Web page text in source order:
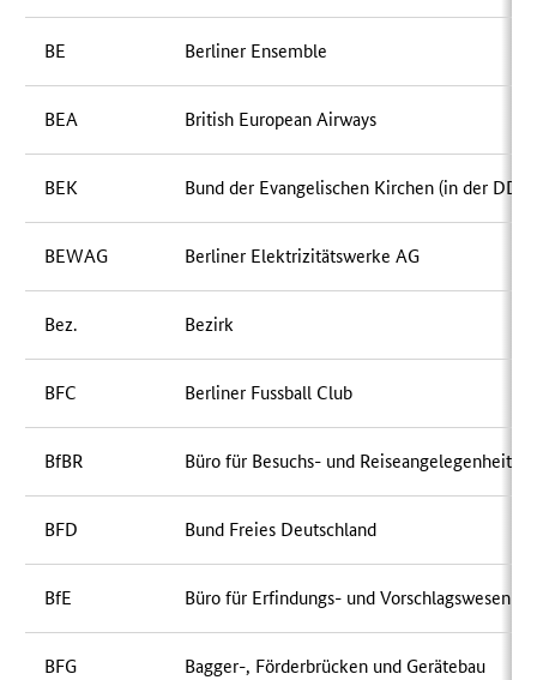
BE Berliner Ensemble
BEA British European Airways
BEK Bund der Evangelischen Kirchen (in der DDR)
BEWAG Berliner Elektrizitätswerke AG
Bez. Bezirk
BFC Berliner Fussball Club
BfBR Büro für Besuchs- und Reiseangelegenheiten
BFD Bund Freies Deutschland
BfE Büro für Erfindungs- und Vorschlagswesen
BFG Bagger-, Förderbrücken und Gerätebau